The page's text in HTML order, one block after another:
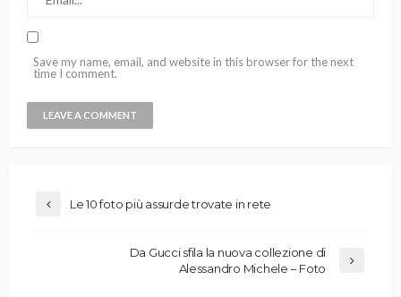
Save my name, email, and website in this browser for the next
time I comment.
Le 10 foto più assurde trovate in rete
Da Gucci sfila la nuova collezione di
Alessandro Michele – Foto